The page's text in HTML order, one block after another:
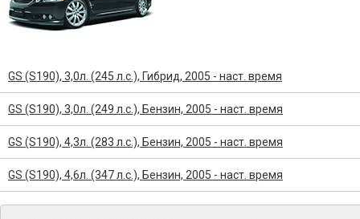
GS (S190), 3,0л. (245 л.с.), Гибрид, 2005 - наст. время
GS (S190), 3,0л. (249 л.с.), Бензин, 2005 - наст. время
GS (S190), 4,3л. (283 л.с.), Бензин, 2005 - наст. время
GS (S190), 4,6л. (347 л.с.), Бензин, 2005 - наст. время